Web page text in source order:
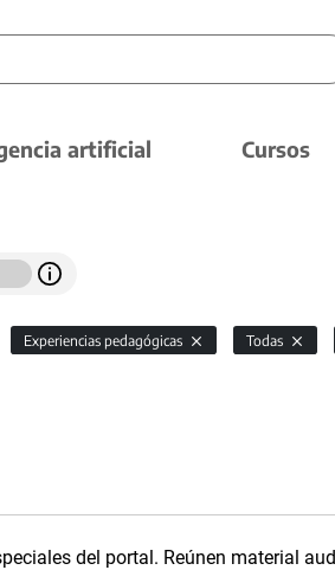
artificial Cursos
Experiencias pedagógicas Todas
del portal. Reúnen material